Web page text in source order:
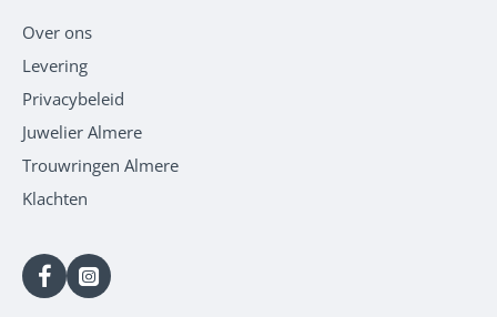
Over ons
Levering
Privacybeleid
Juwelier Almere
Trouwringen Almere
Klachten